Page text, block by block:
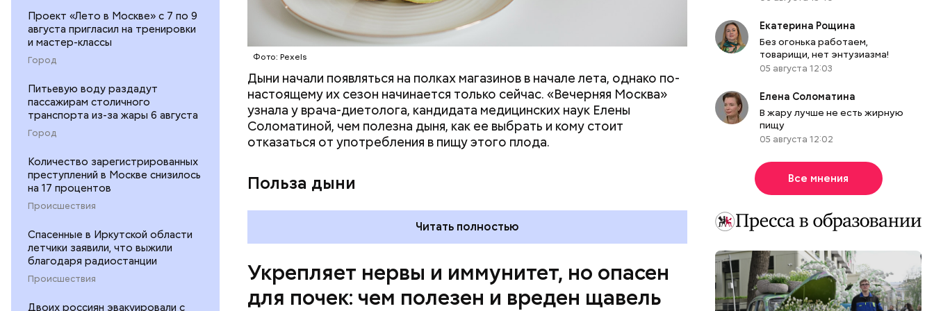
Проект «Лето в Москве» с 7 по 9
августа пригласил на тренировки
и мастер-классы
Город
Питьевую воду раздадут
пассажирам столичного
транспорта из-за жары 6 августа
Город
Количество зарегистрированных
преступлений в Москве снизилось
на 17 процентов
Происшествия
Спасенные в Иркутской области
летчики заявили, что выжили
благодаря радиостанции
Происшествия
Двоих россиян эвакуировали с
Фото: Pexels
Дыни начали появляться на полках магазинов в начале лета, однако по-
настоящему их сезон начинается только сейчас. «Вечерняя Москва»
узнала у врача-диетолога, кандидата медицинских наук Елены
Соломатиной, чем полезна дыня, как ее выбрать и кому стоит
отказаться от употребления в пищу этого плода.
Польза дыни
Читать полностью
Укрепляет нервы и иммунитет, но опасен
для почек: чем полезен и вреден щавель
— Если человек уже болеет мочекаменной болезнью, щавель ему не
рекомендуется. При артрите, гастрите, холецистите, синдроме
раздраженного кишечника, язвах и панкреатите продукт тоже лучше
исключить из рациона, — предупредила врач. — Он может привести к
повышению кислотности желудка и раздражать слизистые оболочки.
Екатерина Рощина
Без огонька работаем,
товарищи, нет энтузиазма!
05 августа 12:03
Елена Соломатина
В жару лучше не есть жирную
пищу
05 августа 12:02
Все мнения